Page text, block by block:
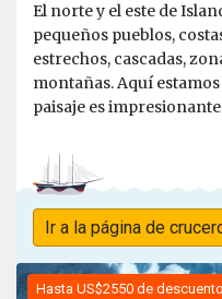
El norte y el este de
pequeños pueblos,
estrechos, cascadas,
montañas. Aquí
paisaje es
Ir a la página de
Hasta US$2550 de descuento